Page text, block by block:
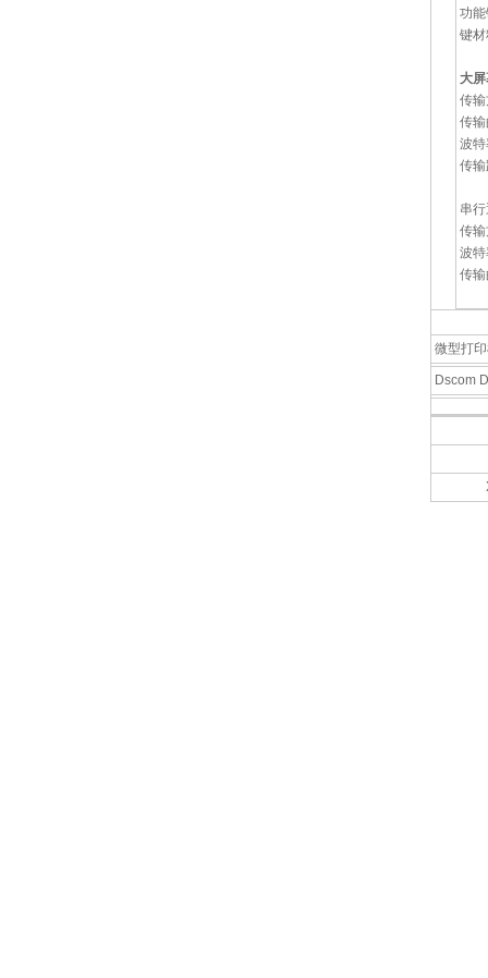
功
键
大
传
传
波
传
串
传
波
传
微型打
Dscom